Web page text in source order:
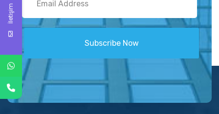
Subscribe Now
İletişim